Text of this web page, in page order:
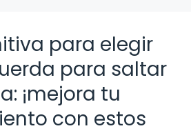
para elegir
para saltar
¡mejora tu
con estos